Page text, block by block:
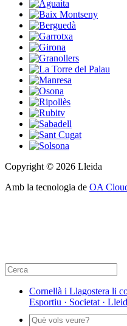
Copyright © 2026 Lleida
Amb la tecnologia de OA
Cornellà i Llagostera li
Esportiu · Societat ·